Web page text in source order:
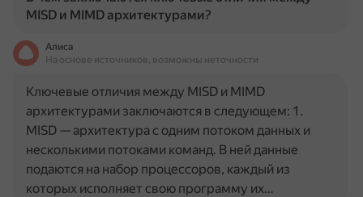
MISD и MIMD архитектурами?
Алиса
На основе источников, возможны неточности
Ключевые отличия между MISD и MIMD
архитектурами заключаются в следующем: 1.
MISD — архитектура с одним потоком данных и
несколькими потоками команд. В ней данные
подаются на набор процессоров, каждый из
которых исполняет свою программу их…